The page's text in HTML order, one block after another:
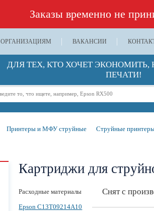
Заказы временно не
ОРГАНИЗАЦИЯМ ВАКАНСИИ
ДЛЯ ТЕХ, КТО ХОЧЕТ ЭКОНОМИТЬ,
ПЕЧАТИ!
Принтеры и МФУ струйные Струйные
Картриджи для
Расходные материалы
Epson C13T09214A10
Снят с